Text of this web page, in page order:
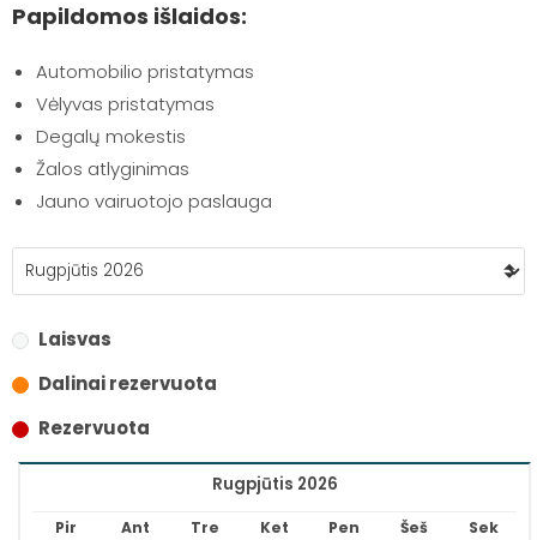
Papildomos išlaidos:
Automobilio pristatymas
Vėlyvas pristatymas
Degalų mokestis
Žalos atlyginimas
Jauno vairuotojo paslauga
Laisvas
Dalinai rezervuota
Rezervuota
Rugpjūtis 2026
Pir Ant Tre Ket Pen Šeš Sek